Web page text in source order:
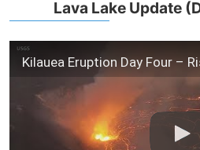
Lava Lake Update